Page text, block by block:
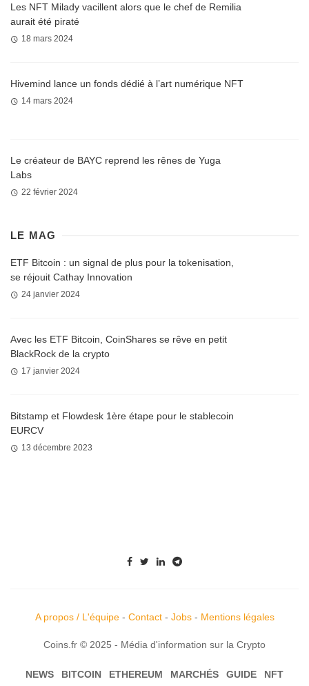
Les NFT Milady vacillent alors que le chef de Remilia
aurait été piraté
18 mars 2024
Hivemind lance un fonds dédié à l’art numérique NFT
14 mars 2024
Le créateur de BAYC reprend les rênes de Yuga
Labs
22 février 2024
LE MAG
ETF Bitcoin : un signal de plus pour la tokenisation,
se réjouit Cathay Innovation
24 janvier 2024
Avec les ETF Bitcoin, CoinShares se rêve en petit
BlackRock de la crypto
17 janvier 2024
Bitstamp et Flowdesk 1ère étape pour le stablecoin
EURCV
13 décembre 2023
A propos / L'équipe- Contact- Jobs- Mentions légales
Coins.fr © 2025 - Média d'information sur la Crypto
NEWS BITCOIN ETHEREUM MARCHÉS GUIDE NFT